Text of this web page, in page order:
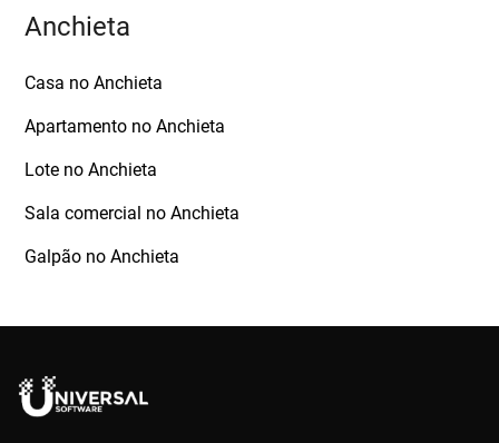
Anchieta
Casa no Anchieta
Apartamento no Anchieta
Lote no Anchieta
Sala comercial no Anchieta
Galpão no Anchieta